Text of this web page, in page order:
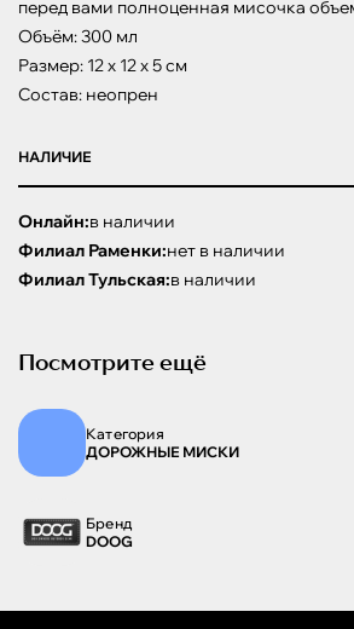
перед вами полноценная мисочка
Объём: 300 мл
Размер: 12 х 12 х 5 см
Состав: неопрен
НАЛИЧИЕ
Онлайн:в наличии
Филиал Раменки:нет в наличии
Филиал Тульская:в наличии
Посмотрите ещё
Категория
ДОРОЖНЫЕ МИСКИ
Бренд
DOOG